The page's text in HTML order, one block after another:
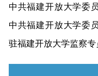
中共福建开放大学委
中共福建开放大学委
驻福建开放大学监察专